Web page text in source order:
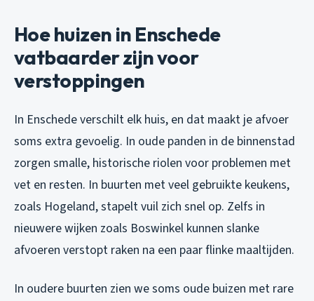
Hoe huizen in Enschede
vatbaarder zijn voor
verstoppingen
In Enschede verschilt elk huis, en dat maakt je afvoer
soms extra gevoelig. In oude panden in de binnenstad
zorgen smalle, historische riolen voor problemen met
vet en resten. In buurten met veel gebruikte keukens,
zoals Hogeland, stapelt vuil zich snel op. Zelfs in
nieuwere wijken zoals Boswinkel kunnen slanke
afvoeren verstopt raken na een paar flinke maaltijden.
In oudere buurten zien we soms oude buizen met rare